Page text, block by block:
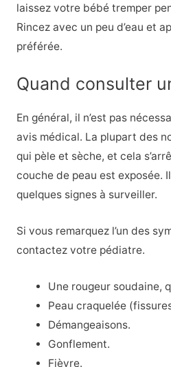
laissez votre bébé tremper
Rincez avec un peu d’eau et
préférée.
Quand consulter
En général, il n’est pas
avis médical. La plupart des
qui pèle et sèche, et cela
couche de peau est exposée.
quelques signes à surveiller.
Si vous remarquez l’un des
contactez votre pédiatre.
Une rougeur soudaine,
Peau craquelée
Démangeaisons.
Gonflement.
Fièvre.